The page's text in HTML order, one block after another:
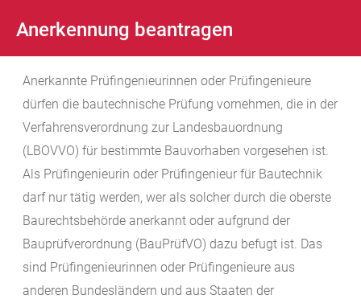
Anerkennung beantragen
Anerkannte Prüfingenieurinnen oder Prüfingenieure
dürfen die bautechnische Prüfung vornehmen, die in der
Verfahrensverordnung zur Landesbauordnung
(LBOVVO) für bestimmte Bauvorhaben vorgesehen ist.
Als Prüfingenieurin oder Prüfingenieur für Bautechnik
darf nur tätig werden, wer als solcher durch die oberste
Baurechtsbehörde anerkannt oder aufgrund der
Bauprüfverordnung (BauPrüfVO) dazu befugt ist. Das
sind Prüfingenieurinnen oder Prüfingenieure aus
anderen Bundesländern und aus Staaten der